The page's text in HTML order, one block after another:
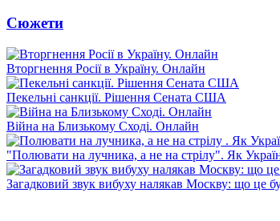
Сюжети
Вторгнення Росії в Україну. Онлайн
Пекельні санкції. Рішення Сената США
Війна на Близькому Сході. Онлайн
"Полювати на лучника, а не на стрілу". Як
Загадковий звук вибуху налякав Москву: що це